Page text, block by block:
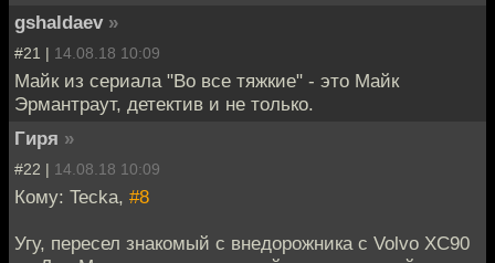
gshaldaev »
#21 | 14.08.18 10:09
Майк из сериала "Во все тяжкие" - это Майк
Эрмантраут, детектив и не только.
Гиря »
#22 | 14.08.18 10:09
Кому: Tecka, #8
Угу, пересел знакомый с внедорожника с Volvo XC90